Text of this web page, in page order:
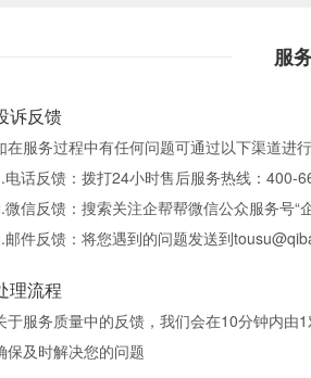
服
诉反馈
在服务过程中有任何问题可通过以下渠道进
电话反馈：拨打24小时售后服务热线：400-
微信反馈：搜索关注企帮帮微信公众服务号“
邮件反馈：将您遇到的问题发送到
理流程
于服务质量中的反馈，我们会在10分钟内由
保及时解决您的问题